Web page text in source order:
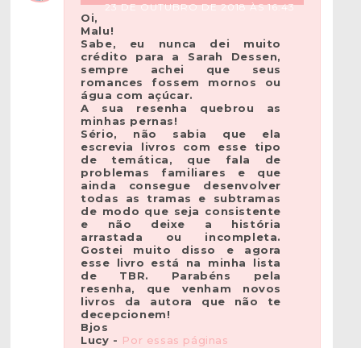
23 DE OUTUBRO DE 2018 ÀS 16:43
Oi,
Malu!
Sabe, eu nunca dei muito
crédito para a Sarah Dessen,
sempre achei que seus
romances fossem mornos ou
água com açúcar.
A sua resenha quebrou as
minhas pernas!
Sério, não sabia que ela
escrevia livros com esse tipo
de temática, que fala de
problemas familiares e que
ainda consegue desenvolver
todas as tramas e subtramas
de modo que seja consistente
e não deixe a história
arrastada ou incompleta.
Gostei muito disso e agora
esse livro está na minha lista
de TBR. Parabéns pela
resenha, que venham novos
livros da autora que não te
decepcionem!
Bjos
Lucy - Por essas páginas